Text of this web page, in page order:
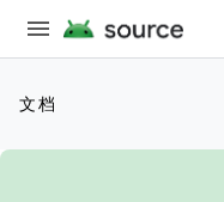
文档